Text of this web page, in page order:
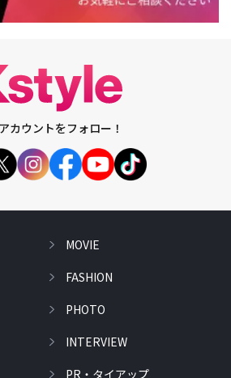
カウントをフォロー！
MOVIE
FASHION
PHOTO
INTERVIEW
PR・タイアップ